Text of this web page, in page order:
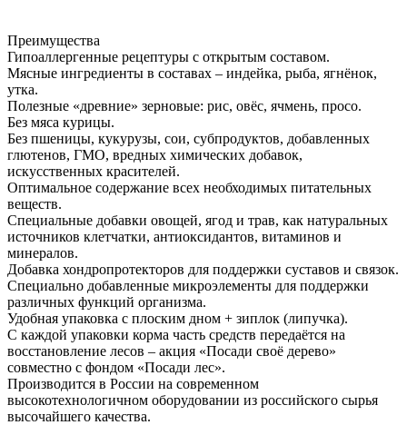
Преимущества
Гипоаллергенные рецептуры с открытым составом.
Мясные ингредиенты в составах – индейка, рыба, ягнёнок,
утка.
Полезные «древние» зерновые: рис, овёс, ячмень, просо.
Без мяса курицы.
Без пшеницы, кукурузы, сои, субпродуктов, добавленных
глютенов, ГМО, вредных химических добавок,
искусственных красителей.
Оптимальное содержание всех необходимых питательных
веществ.
Специальные добавки овощей, ягод и трав, как натуральных
источников клетчатки, антиоксидантов, витаминов и
минералов.
Добавка хондропротекторов для поддержки суставов и связок.
Специально добавленные микроэлементы для поддержки
различных функций организма.
Удобная упаковка с плоским дном + зиплок (липучка).
С каждой упаковки корма часть средств передаётся на
восстановление лесов – акция «Посади своё дерево»
совместно с фондом «Посади лес».
Производится в России на современном
высокотехнологичном оборудовании из российского сырья
высочайшего качества.